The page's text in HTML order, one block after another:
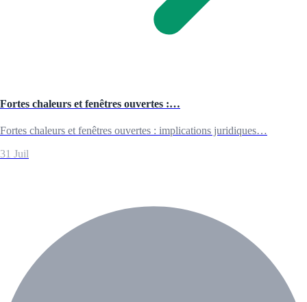
Fortes chaleurs et fenêtres ouvertes :…
Fortes chaleurs et fenêtres ouvertes : implications juridiques…
31 Juil